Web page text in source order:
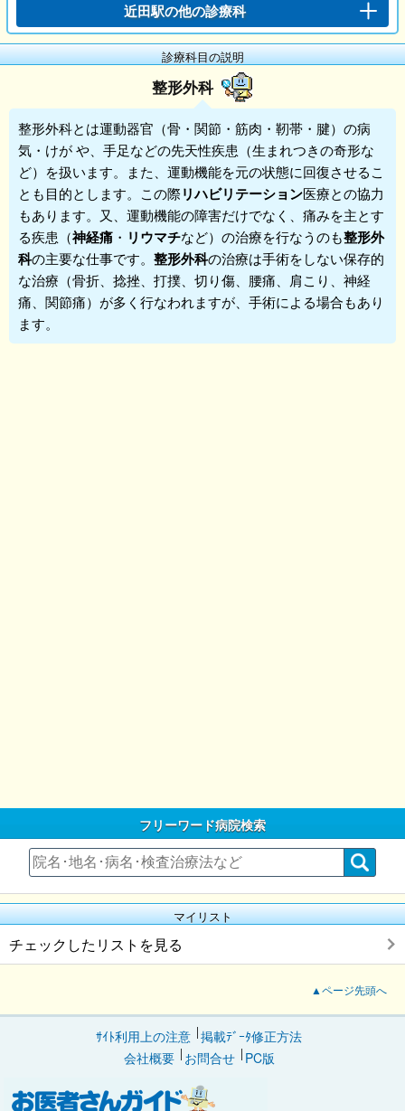
近田駅の他の診療科
診療科目の説明
整形外科
整形外科とは運動器官（骨・関節・筋肉・靭帯・腱）の病
気・けが や、手足などの先天性疾患（生まれつきの奇形な
ど）を扱います。また、運動機能を元の状態に回復させるこ
とも目的とします。この際リハビリテーション医療との協力
もあります。又、運動機能の障害だけでなく、痛みを主とす
る疾患（神経痛 ・ リウマチなど）の治療を行なうのも整形外
科の主要な仕事です。 整形外科の治療は手術をしない保存的
な治療（骨折、捻挫、打撲、切り傷、腰痛、肩こり、神経
痛、関節痛）が多く行なわれますが、手術による場合もあり
ます。
フリーワード病院検索
マイリスト
チェックしたリストを見る
▲ページ先頭へ
ｻｲﾄ利用上の注意 掲載ﾃﾞｰﾀ修正方法
会社概要
お問合せ PC版